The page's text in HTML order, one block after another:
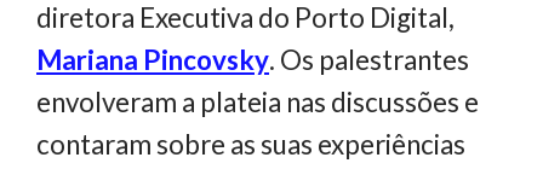
diretora Executiva do Porto Digital,
Mariana Pincovsky. Os palestrantes
envolveram a plateia nas discussões e
contaram sobre as suas experiências